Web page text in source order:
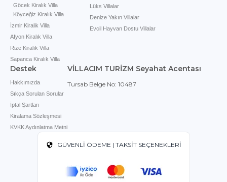
Göcek Kiralık Villa
Köyceğiz Kiralık Villa
İzmir Kiralik Villa
Afyon Kiralık Villa
Rize Kiralık Villa
Sapanca Kiralık Villa
Lüks Villalar
Denize Yakın Villalar
Evcil Hayvan Dostu Villalar
Destek
Hakkımızda
Sıkça Sorulan Sorular
İptal Şartları
Kiralama Sözleşmesi
KVKK Aydınlatma Metni
VİLLACIM TURİZM Seyahat Acentası
Tursab Belge No: 10487
GÜVENLİ ÖDEME | TAKSİT SEÇENEKLERİ